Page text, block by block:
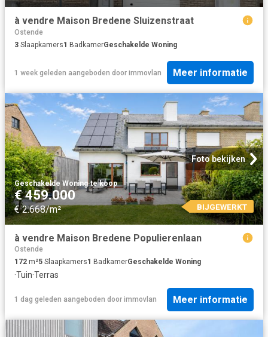
à vendre Maison Bredene Sluizenstraat
Ostende
3 Slaapkamers1 BadkamerGeschakelde Woning
1 week geleden aangeboden door immovlan Meer informatie
Foto bekijken
Geschakelde Woning·te koop
€ 459.000
€ 2.668/m² BIJGEWERKT
à vendre Maison Bredene Populierenlaan
Ostende
172 m²5 Slaapkamers1 BadkamerGeschakelde Woning
·Tuin·Terras
1 dag geleden aangeboden door immovlan Meer informatie